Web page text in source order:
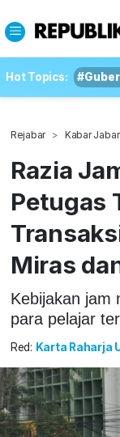
Hot Topics:
Rejabar Kabar
Razia
Petugas
Miras
Kebijakan jam
para pelajar
Red: Karta Raharja